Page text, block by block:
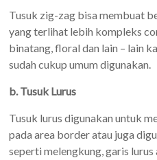
Tusuk zig-zag bisa membuat
yang terlihat lebih kompleks
binatang, floral dan lain – lain
sudah cukup umum digunakan.
b. Tusuk Lurus
Tusuk lurus digunakan untuk
pada area border atau juga
seperti melengkung, garis